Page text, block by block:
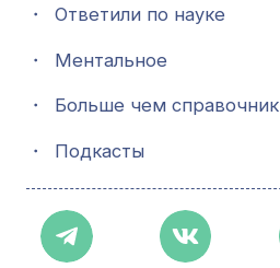
・ Ответили по науке
・ Ментальное
・ Больше чем справочник
・ Подкасты